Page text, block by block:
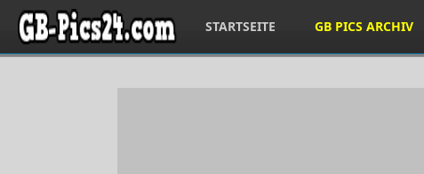
STARTSEITE GB PICS ARCHIV